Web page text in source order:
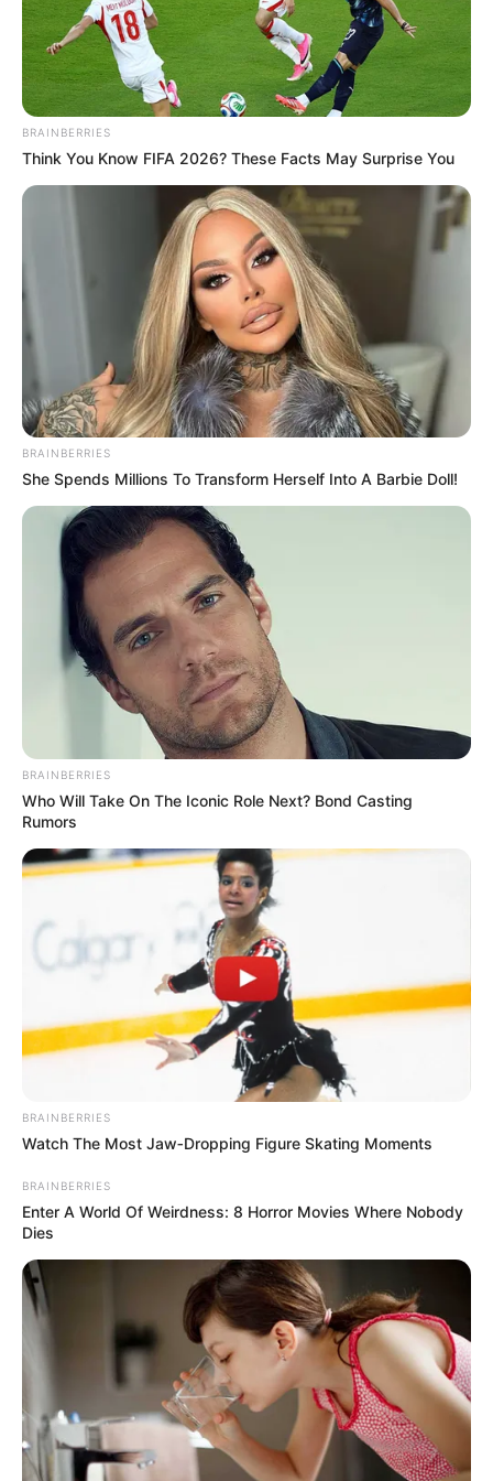
Why this ordinary drink is the secret to feeling
your best every day
CTA Favorite
The Chapel Of Sound Amphitheater - Architectural
Marvels
The Truth Will Finally Set Gina Carano Free
Shocking Turn Of Event: Actors Who Pursued
And They Did Show This In Bohemian Rapsody!
Brainberries